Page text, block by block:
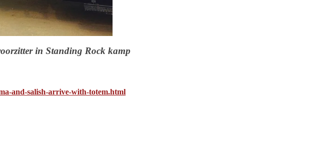
in Standing Rock kamp
and-salish-arrive-with-totem.html